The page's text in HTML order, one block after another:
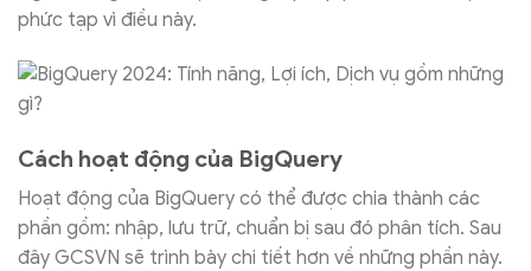
phức tạp vì điều này.
Cách hoạt động của BigQuery
Hoạt động của BigQuery có thể được chia thành các
phần gồm: nhập, lưu trữ, chuẩn bị sau đó phân tích. Sau
đây GCSVN sẽ trình bày chi tiết hơn về những phần này.